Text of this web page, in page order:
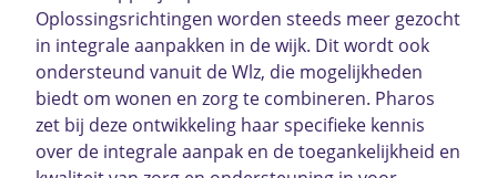
Oplossingsrichtingen worden steeds meer gezocht
in integrale aanpakken in de wijk. Dit wordt ook
ondersteund vanuit de Wlz, die mogelijkheden
biedt om wonen en zorg te combineren. Pharos
zet bij deze ontwikkeling haar specifieke kennis
over de integrale aanpak en de toegankelijkheid en